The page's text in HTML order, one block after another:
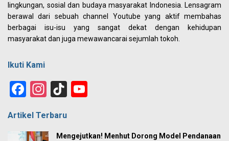
lingkungan, sosial dan budaya masyarakat Indonesia. Lensagram
berawal dari sebuah channel Youtube yang aktif membahas
berbagai isu-isu yang sangat dekat dengan kehidupan
masyarakat dan juga mewawancarai sejumlah tokoh.
Ikuti Kami
Facebook
Instagram
TikTok
Artikel Terbaru
Mengejutkan! Menhut Dorong Model Pendanaan